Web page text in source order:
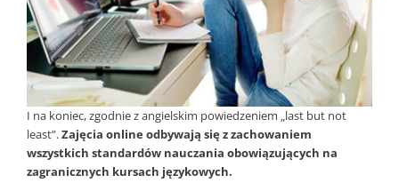
I na koniec, zgodnie z angielskim powiedzeniem „last but not
least”.Zajęcia online odbywają się z zachowaniem
wszystkich standardów nauczania obowiązujących na
zagranicznych kursach językowych.